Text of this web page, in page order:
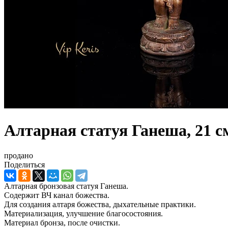
Алтарная статуя Ганеша, 21
продано
Поделиться
Алтарная бронзовая статуя Ганеша.
Содержит ВЧ канал божества.
Для создания алтаря божества, дыхательные практики.
Материализация, улучшение благосостояния.
Материал бронза, после очистки.